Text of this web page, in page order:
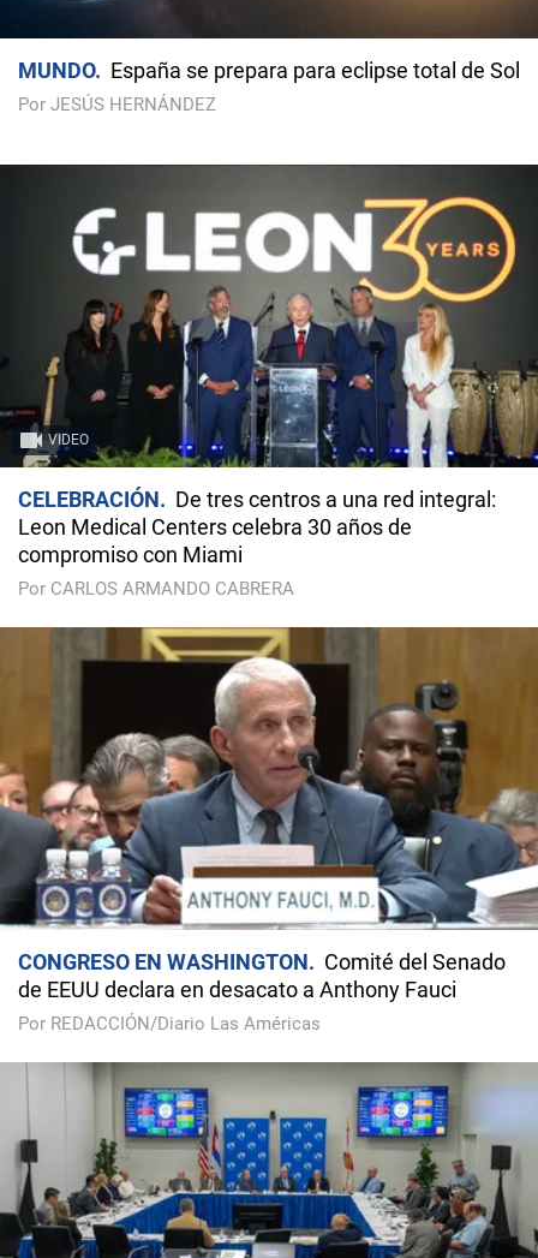
MUNDO España se prepara para eclipse total de Sol
Por JESÚS HERNÁNDEZ
VIDEO
CELEBRACIÓN
De tres centros a una red integral:
Leon Medical Centers celebra 30 años de
compromiso con Miami
Por CARLOS ARMANDO CABRERA
CONGRESO EN WASHINGTON
Comité del Senado
de EEUU declara en desacato a Anthony Fauci
Por REDACCIÓN/Diario Las Américas